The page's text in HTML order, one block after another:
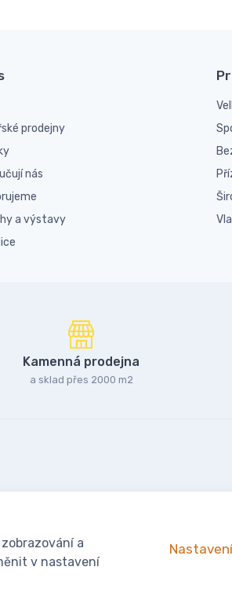
prodejny
nás
a výstavy
Kamenná prodejna
a sklad přes 2000 m2
a
v nastavení